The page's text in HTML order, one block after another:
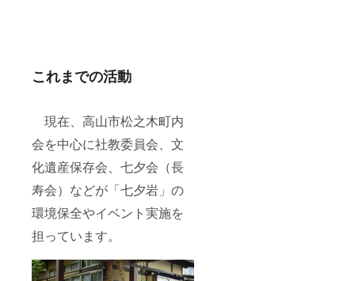
これまでの活動
現在、高山市松之木町内
会を中心に社教委員会、文
化遺産保存会、七夕会（長
寿会）などが「七夕岩」の
環境保全やイベント実施を
担っています。